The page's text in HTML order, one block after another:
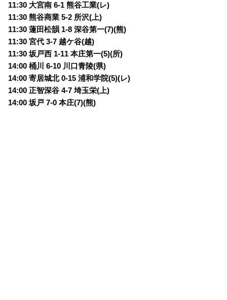
11:30 大宮南 6-1 熊谷工業(レ)
11:30 熊谷商業 5-2 所沢(上)
11:30 蓮田松韻 1-8 深谷第一(7)(熊)
11:30 宮代 3-7 越ケ谷(越)
11:30 坂戸西 1-11 本庄第一(5)(所)
14:00 桶川 6-10 川口青陵(県)
14:00 寄居城北 0-15 浦和学院(5)(レ)
14:00 正智深谷 4-7 埼玉栄(上)
14:00 坂戸 7-0 本庄(7)(熊)